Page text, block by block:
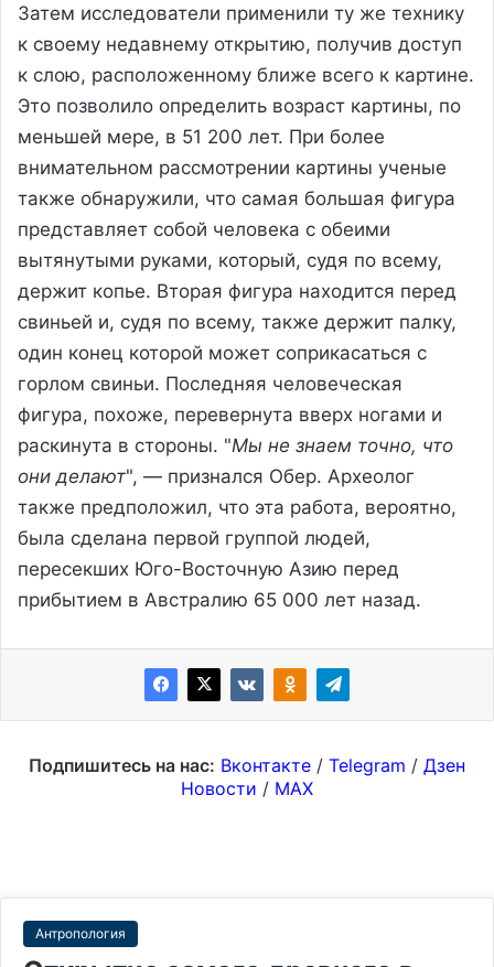
Затем исследователи применили ту же технику
к своему недавнему открытию, получив доступ
к слою, расположенному ближе всего к картине.
Это позволило определить возраст картины, по
меньшей мере, в 51 200 лет. При более
внимательном рассмотрении картины ученые
также обнаружили, что самая большая фигура
представляет собой человека с обеими
вытянутыми руками, который, судя по всему,
держит копье. Вторая фигура находится перед
свиньей и, судя по всему, также держит палку,
один конец которой может соприкасаться с
горлом свиньи. Последняя человеческая
фигура, похоже, перевернута вверх ногами и
раскинута в стороны. "Мы не знаем точно, что
они делают", — признался Обер. Археолог
также предположил, что эта работа, вероятно,
была сделана первой группой людей,
пересекших Юго-Восточную Азию перед
прибытием в Австралию 65 000 лет назад.
Подпишитесь на нас: Вконтакте / Telegram / Дзен
Новости / MAX